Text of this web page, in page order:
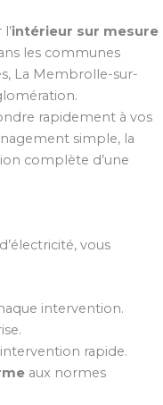
intérieur sur mesure
les communes
La Membrolle-sur-
rapidement à vos
simple, la
complète d’une
vous
intervention.
rapide.
aux normes